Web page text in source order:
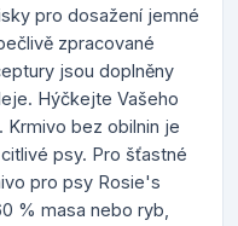
pro dosažení jemné
zpracované
jsou doplněny
Hýčkejte Vašeho
Krmivo bez obilnin je
psy. Pro šťastné
pro psy Rosie's
% masa nebo ryb,